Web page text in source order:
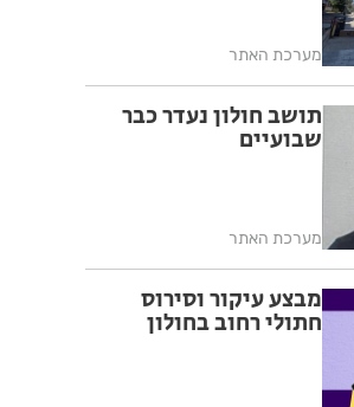
מערכת האתר
תושב חולון נעדר כבר
שבועיים
מערכת האתר
מבצע עיקור וסירוס
חתולי רחוב בחולון